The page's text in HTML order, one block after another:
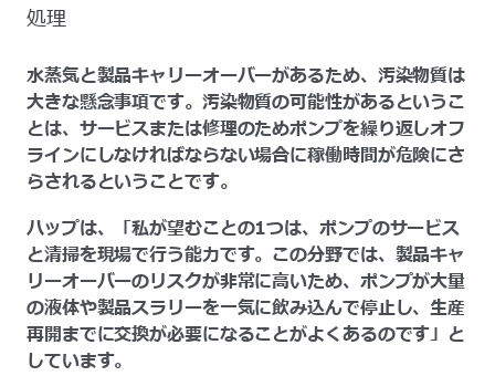
処理
水蒸気と製品キャリーオーバーがあるため、汚染物質は
大きな懸念事項です。汚染物質の可能性があるというこ
とは、サービスまたは修理のためポンプを繰り返しオフ
ラインにしなければならない場合に稼働時間が危険にさ
らされるということです。
ハップは、「私が望むことの1つは、ポンプのサービス
と清掃を現場で行う能力です。この分野では、製品キャ
リーオーバーのリスクが非常に高いため、ポンプが大量
の液体や製品スラリーを一気に飲み込んで停止し、生産
再開までに交換が必要になることがよくあるのです」と
しています。